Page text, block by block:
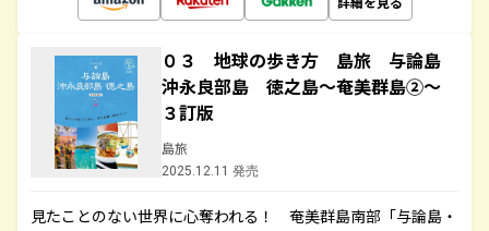
０３ 地球の歩き方 島旅 与論島
沖永良部島 徳之島～奄美群島②～
３訂版
島旅
2025.12.11 発売
見たことのない世界に心奪われる！ 奄美群島南部「与論島・